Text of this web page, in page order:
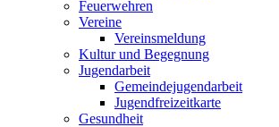
Feuerwehren
Vereine
Vereinsmeldung
Kultur und Begegnung
Jugendarbeit
Gemeindejugendarbeit
Jugendfreizeitkarte
Gesundheit